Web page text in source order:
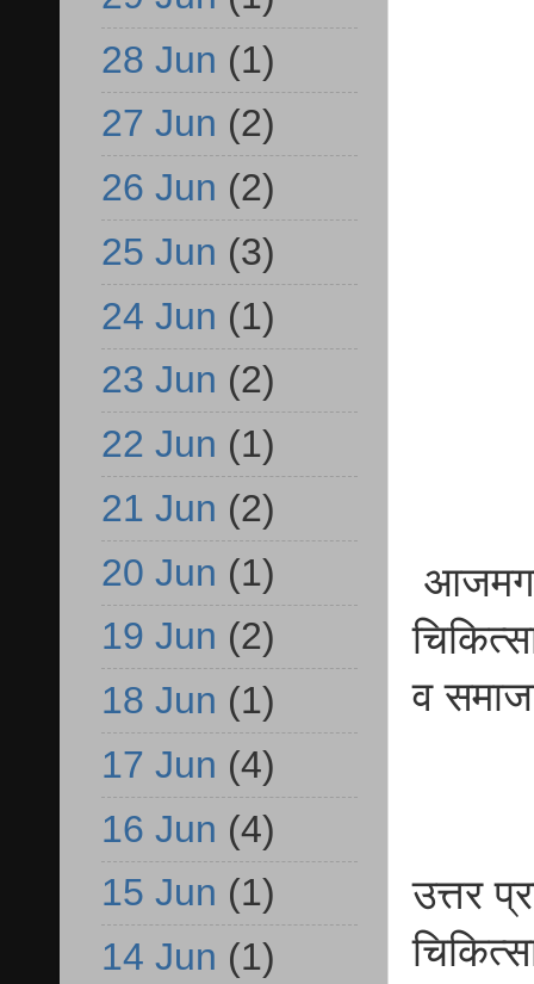
व
उत्तर
28 Jun (1)
27 Jun (2)
26 Jun (2)
25 Jun (3)
24 Jun (1)
23 Jun (2)
22 Jun (1)
21 Jun (2)
20 Jun (1)
19 Jun (2)
18 Jun (1)
17 Jun (4)
16 Jun (4)
15 Jun (1)
14 Jun (1)